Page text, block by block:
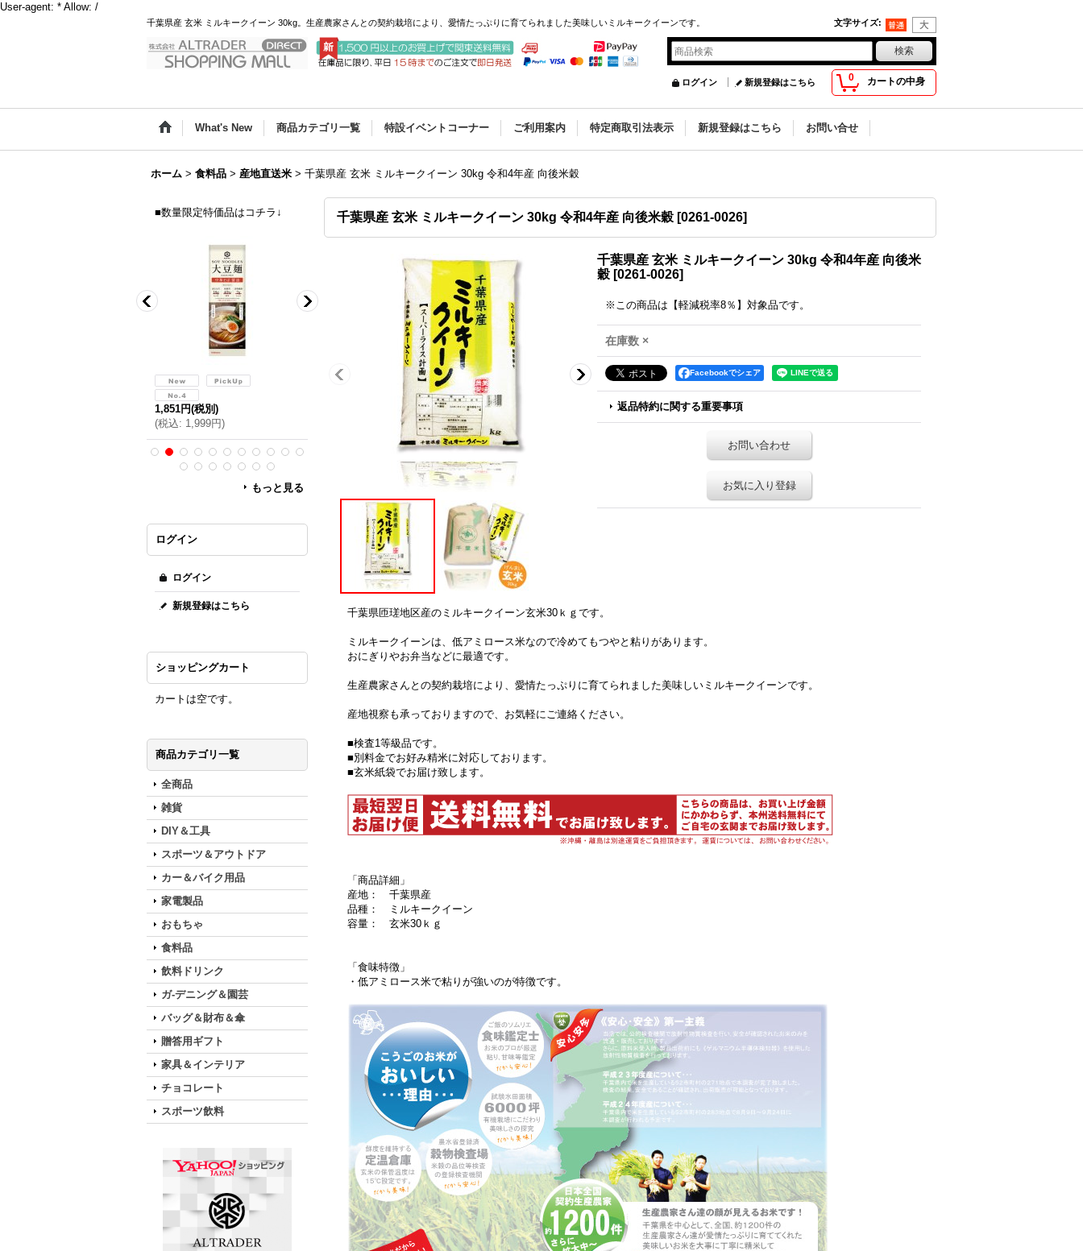
User-agent: * Allow: /
千葉県産 玄米 ミルキークイーン 30kg。生産農家さんとの契約栽培により、愛情たっぷりに育てられました美味しいミルキークイーンです。 文字サイズ:
0 カートの中身
ログイン 新規登録はこちら
What's New 商品カテゴリ一覧 特設イベントコーナー ご利用案内 特定商取引法表示 新規登録はこちら お問い合せ
ホーム > 食料品 > 産地直送米 > 千葉県産 玄米 ミルキークイーン 30kg 令和4年産 向後米穀
■数量限定特価品はコチラ↓
1,851円(税別)
(税込: 1,999円)
2,676円
(税込: 2,999円(税別)
(税込: 3,238円)
4,699円(税別)
もっと見る
ログイン
ログイン
新規登録はこちら
ショッピングカート
カートは空です。
商品カテゴリ一覧
全商品
雑貨
DIY＆工具
スポーツ＆アウトドア
カー＆バイク用品
家電製品
おもちゃ
食料品
飲料ドリンク
ガ-デニング＆園芸
バッグ＆財布＆傘
贈答用ギフト
家具＆インテリア
チョコレート
スポーツ飲料
千葉県産 玄米 ミルキークイーン 30kg 令和4年産 向後米穀 [0261-0026]
千葉県産 玄米 ミルキークイーン 30kg 令和4年産 向後米
穀 [0261-0026]
※この商品は【軽減税率8％】対象品です。
在庫数 ×
Facebookでシェア
返品特約に関する重要事項
お問い合わせ
お気に入り登録
千葉県匝瑳地区産のミルキークイーン玄米30ｋｇです。
ミルキークイーンは、低アミロース米なので冷めてもつやと粘りがあります。
おにぎりやお弁当などに最適です。
生産農家さんとの契約栽培により、愛情たっぷりに育てられました美味しいミルキークイーンです。
産地視察も承っておりますので、お気軽にご連絡ください。
■検査1等級品です。
■別料金でお好み精米に対応しております。
■玄米紙袋でお届け致します。
「商品詳細」
産地： 千葉県産
品種： ミルキークイーン
容量： 玄米30ｋｇ
「食味特徴」
・低アミロース米で粘りが強いのが特徴です。